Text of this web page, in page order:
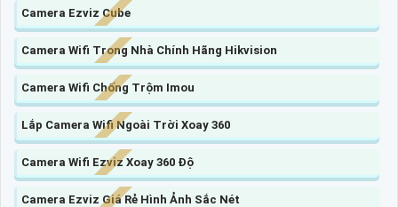
Camera Ezviz Cube
Camera Wifi Trong Nhà Chính Hãng Hikvision
Camera Wifi Chống Trộm Imou
Lắp Camera Wifi Ngoài Trời Xoay 360
Camera Wifi Ezviz Xoay 360 Độ
Camera Ezviz Giá Rẻ Hình Ảnh Sắc Nét